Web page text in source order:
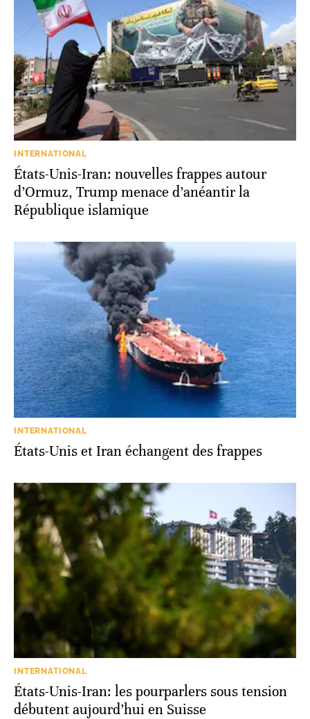
INTERNATIONAL
États-Unis-Iran: nouvelles frappes autour
d’Ormuz, Trump menace d’anéantir la
République islamique
INTERNATIONAL
États-Unis et Iran échangent des frappes
INTERNATIONAL
États-Unis-Iran: les pourparlers sous tension
débutent aujourd’hui en Suisse